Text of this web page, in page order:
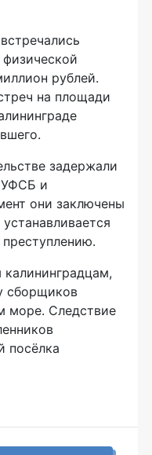
рублей.
на площади
задержали
УФСБ и
они заключены
калининградцам,
сборщиков
море. Следствие
посёлка